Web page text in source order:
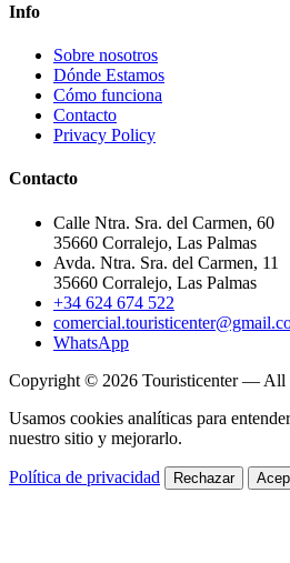
Info
Sobre nosotros
Dónde Estamos
Cómo funciona
Contacto
Privacy Policy
Contacto
Calle Ntra. Sra. del Carmen, 60
35660 Corralejo, Las Palmas
Avda. Ntra. Sra. del Carmen, 11
35660 Corralejo, Las Palmas
+34 624 674 522
WhatsApp
Copyright © 2026 Touristicenter — All
Usamos cookies analíticas para
nuestro sitio y mejorarlo.
Política de privacidad Rechazar